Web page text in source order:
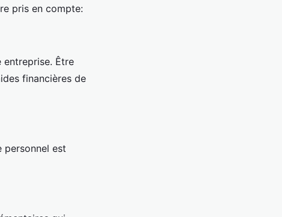
pris en compte:
entreprise. Être
financières de
est